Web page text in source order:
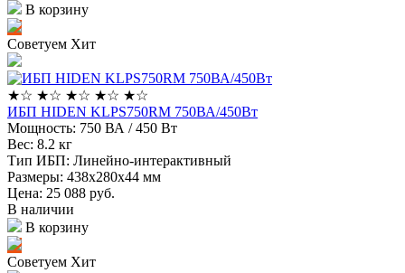
В корзину
Советуем Хит
★☆ ★☆ ★☆ ★☆ ★☆
ИБП HIDEN KLPS750RM 750ВА/450Вт
Мощность: 750 ВА / 450 Вт
Вес: 8.2 кг
Тип ИБП: Линейно-интерактивный
Размеры: 438x280х44 мм
Цена: 25 088 руб.
В наличии
В корзину
Советуем Хит